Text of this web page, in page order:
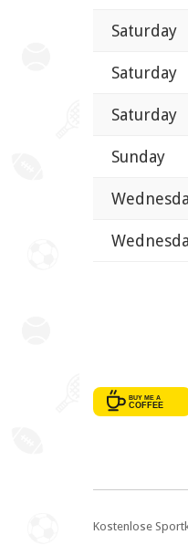
Saturday
Saturday
Saturday
Sunday
Kostenlose